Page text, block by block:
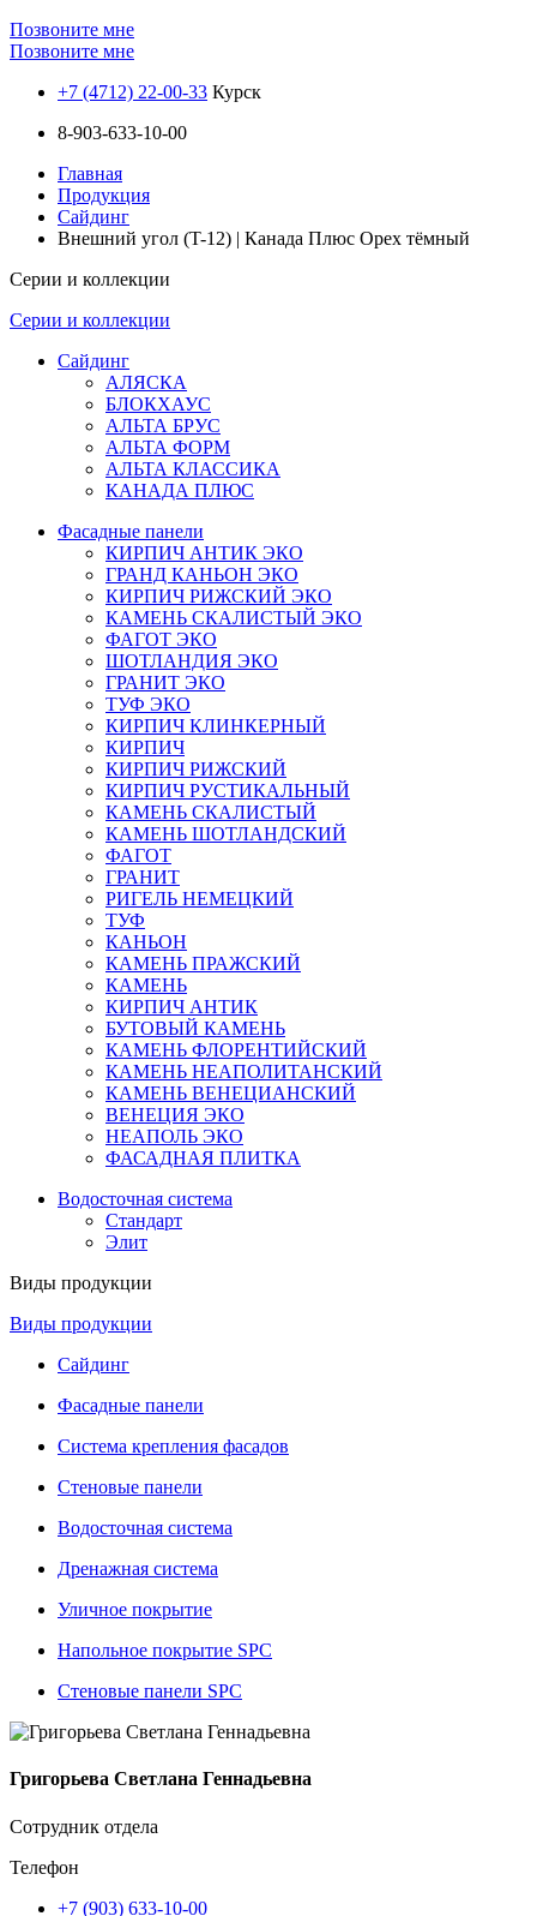
Позвоните мне
Позвоните мне
+7 (4712) 22-00-33 Курск
8-903-633-10-00
Главная
Продукция
Сайдинг
Внешний угол (T-12) | Канада Плюс Орех тёмный
Серии и коллекции
Серии и коллекции
Сайдинг
АЛЯСКА
БЛОКХАУС
АЛЬТА БРУС
АЛЬТА ФОРМ
АЛЬТА КЛАССИКА
КАНАДА ПЛЮС
Фасадные панели
КИРПИЧ АНТИК ЭКО
ГРАНД КАНЬОН ЭКО
КИРПИЧ РИЖСКИЙ ЭКО
КАМЕНЬ СКАЛИСТЫЙ ЭКО
ФАГОТ ЭКО
ШОТЛАНДИЯ ЭКО
ГРАНИТ ЭКО
ТУФ ЭКО
КИРПИЧ КЛИНКЕРНЫЙ
КИРПИЧ
КИРПИЧ РИЖСКИЙ
КИРПИЧ РУСТИКАЛЬНЫЙ
КАМЕНЬ СКАЛИСТЫЙ
КАМЕНЬ ШОТЛАНДСКИЙ
ФАГОТ
ГРАНИТ
РИГЕЛЬ НЕМЕЦКИЙ
ТУФ
КАНЬОН
КАМЕНЬ ПРАЖСКИЙ
КАМЕНЬ
КИРПИЧ АНТИК
БУТОВЫЙ КАМЕНЬ
КАМЕНЬ ФЛОРЕНТИЙСКИЙ
КАМЕНЬ НЕАПОЛИТАНСКИЙ
КАМЕНЬ ВЕНЕЦИАНСКИЙ
ВЕНЕЦИЯ ЭКО
НЕАПОЛЬ ЭКО
ФАСАДНАЯ ПЛИТКА
Водосточная система
Стандарт
Элит
Виды продукции
Виды продукции
Сайдинг
Фасадные панели
Система крепления фасадов
Стеновые панели
Водосточная система
Дренажная система
Уличное покрытие
Напольное покрытие SPC
Стеновые панели SPC
Григорьева Светлана Геннадьевна
Сотрудник отдела
Телефон
+7 (903) 633-10-00